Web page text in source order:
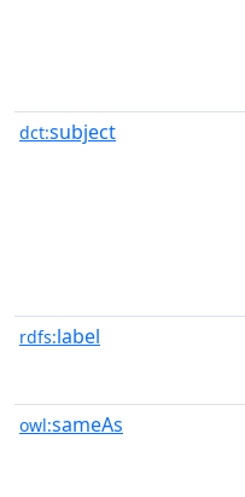
dct:subject
rdfs:label
owl:sameAs